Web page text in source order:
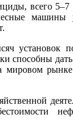
всего 5–7
машины
установок
способны
мировом